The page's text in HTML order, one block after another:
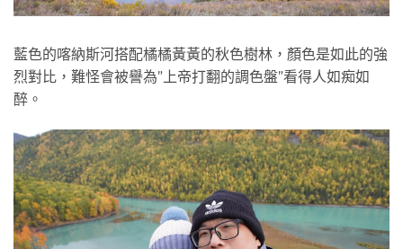
藍色的喀納斯河搭配橘橘黃黃的秋色樹林，顏色是如此的強
烈對比，難怪會被譽為”上帝打翻的調色盤”看得人如痴如
醉。